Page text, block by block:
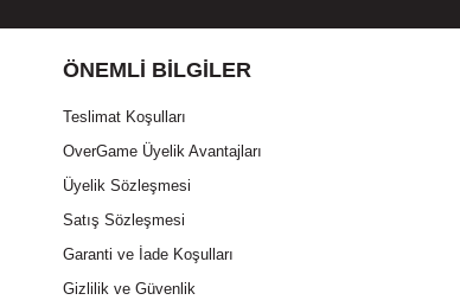
ÖNEMLI BILGILER
Teslimat Koşulları
OverGame Üyelik Avantajları
Üyelik Sözleşmesi
Satış Sözleşmesi
Garanti ve İade Koşulları
Gizlilik ve Güvenlik